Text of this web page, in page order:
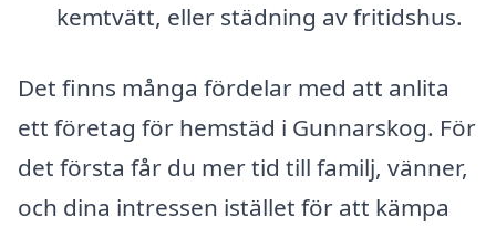
kemtvätt, eller städning av fritidshus.
Det finns många fördelar med att anlita
ett företag för hemstäd i Gunnarskog. För
det första får du mer tid till familj, vänner,
och dina intressen istället för att kämpa